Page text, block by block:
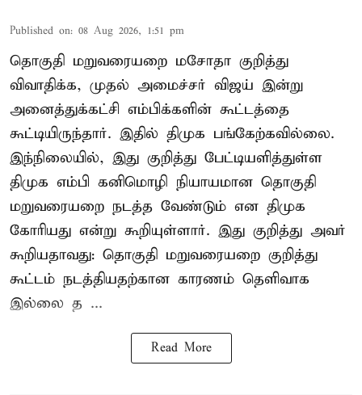
Published on: 08 Aug 2026, 1:51 pm
தொகுதி மறுவரையறை மசோதா குறித்து
விவாதிக்க, முதல் அமைச்சர் விஜய் இன்று
அனைத்துக்கட்சி எம்பிக்களின் கூட்டத்தை
கூட்டியிருந்தார். இதில் திமுக பங்கேற்கவில்லை.
இந்நிலையில், இது குறித்து பேட்டியளித்துள்ள
திமுக எம்பி கனிமொழி நியாயமான தொகுதி
மறுவரையறை நடத்த வேண்டும் என திமுக
கோரியது என்று கூறியுள்ளார். இது குறித்து அவர்
கூறியதாவது: தொகுதி மறுவரையறை குறித்து
கூட்டம் நடத்தியதற்கான காரணம் தெளிவாக
இல்லை த ...
Read More